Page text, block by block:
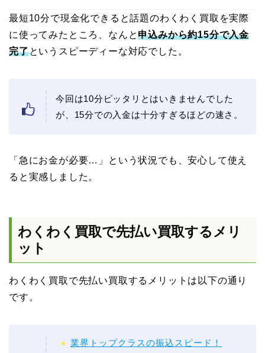
最短10分で現金化できると話題のわくわく買取を実際
に使ってみたところ、なんと申込みから約15分で入金
完了というスピーディーな対応でした。
今回は10分ピッタリとはいきませんでした
が、15分での入金は十分すぎるほどの速さ。
「急にお金が必要…」という状況でも、安心して使え
ると実感しました。
わくわく買取で先払い買取するメリ
ット
わくわく買取で先払い買取するメリットは以下の通り
です。
業界トップクラスの振込スピード！